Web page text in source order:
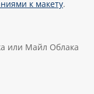
к макету.
или Майл Облака